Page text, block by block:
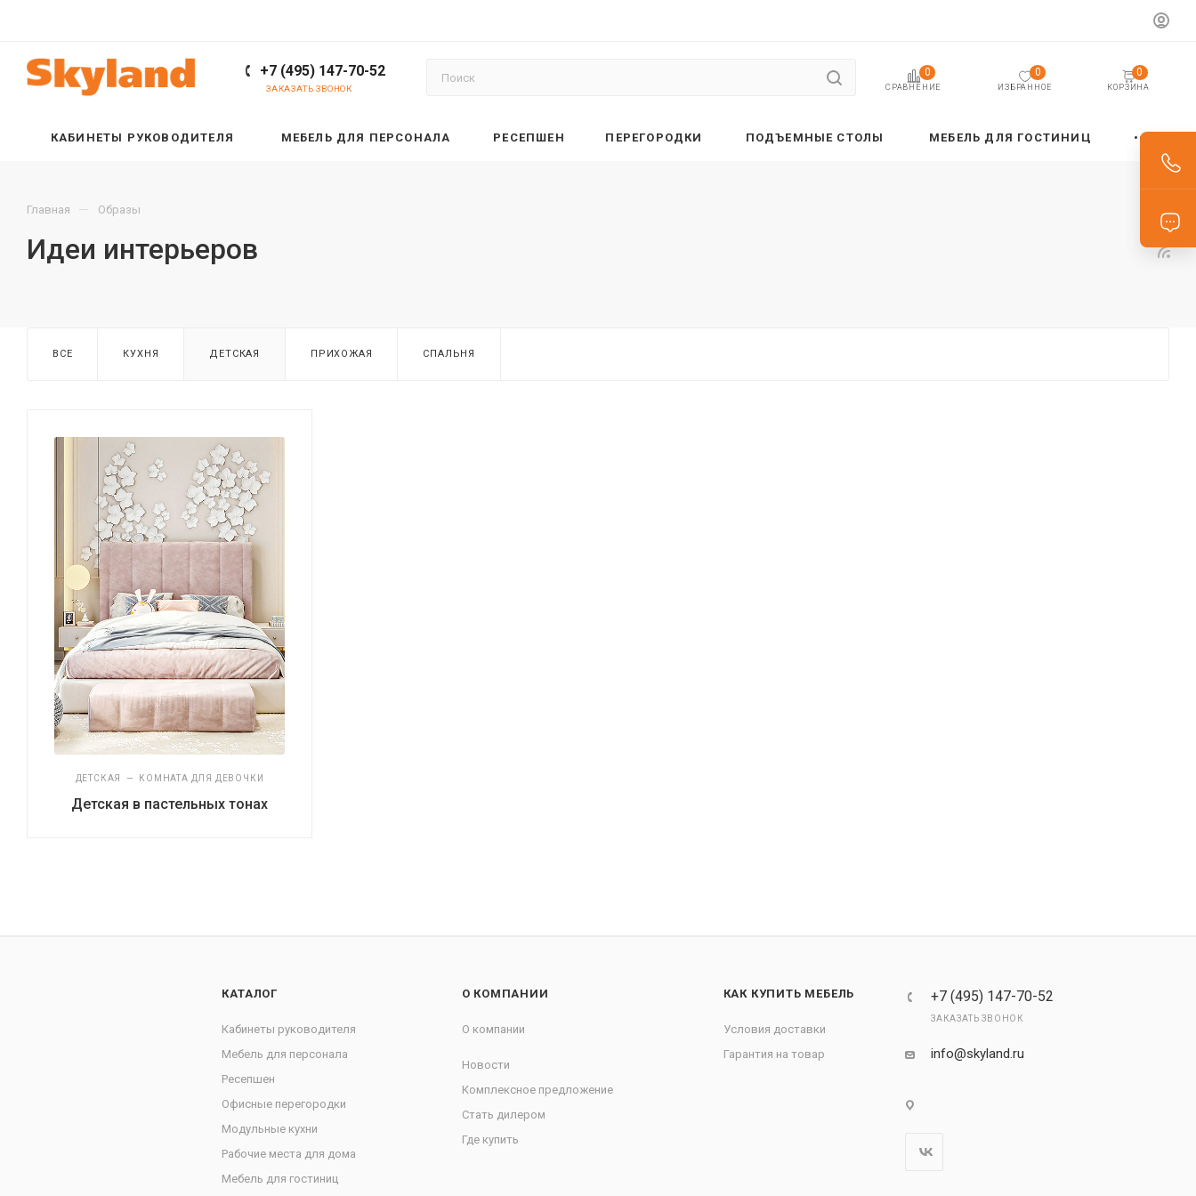
+7 (495) 147-70-52
ЗАКАЗАТЬ ЗВОНОК СРАВНЕНИЕ
0
ИЗБРАННОЕ
0
КОРЗИНА
0
КАБИНЕТЫ РУКОВОДИТЕЛЯ МЕБЕЛЬ ДЛЯ ПЕРСОНАЛА РЕСЕПШЕН ПЕРЕГОРОДКИ ПОДЪЕМНЫЕ СТОЛЫ МЕБЕЛЬ ДЛЯ ГОСТИНИЦ
Главная — Образы
Идеи интерьеров
ВСЕ КУХНЯ ДЕТСКАЯ ПРИХОЖАЯ СПАЛЬНЯ
ДЕТСКАЯ — КОМНАТА ДЛЯ ДЕВОЧКИ
Детская в пастельных тонах
КАТАЛОГ
Кабинеты руководителя
Мебель для персонала
Ресепшен
Офисные перегородки
Модульные кухни
Рабочие места для дома
Мебель для гостиниц
О КОМПАНИИ
О компании
Новости
Комплексное предложение
Стать дилером
Где купить
КАК КУПИТЬ МЕБЕЛЬ
Условия доставки
Гарантия на товар
+7 (495) 147-70-52
ЗАКАЗАТЬ ЗВОНОК
info@skyland.ru